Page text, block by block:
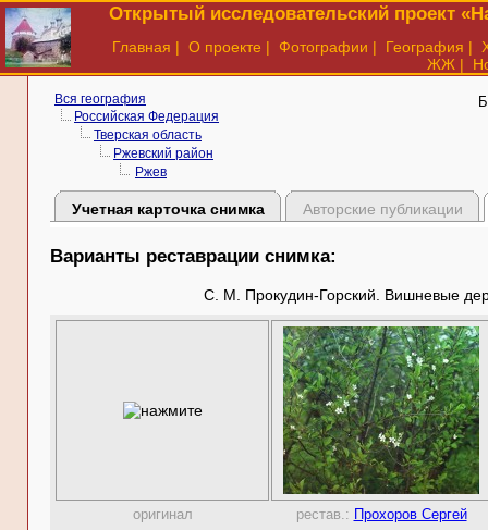
Открытый исследовательский проект
Главная | О проекте | Фотографии | География |
ЖЖ |
Вся география
Российская Федерация
Тверская область
Ржевский район
Ржев
Учетная карточка снимка Авторские публикации
Варианты реставрации снимка:
С. М. Прокудин-Горский. Вишневые
оригинал рестав.: Прохоров Сергей